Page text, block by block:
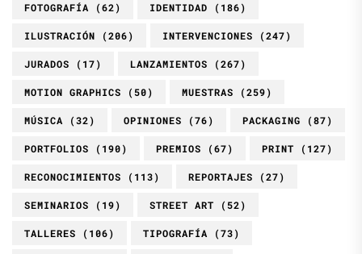
FOTOGRAFÍA (62) IDENTIDAD (186)
ILUSTRACIÓN (206) INTERVENCIONES (247)
JURADOS (17) LANZAMIENTOS (267)
MOTION GRAPHICS (50) MUESTRAS (259)
MÚSICA (32) OPINIONES (76) PACKAGING (87)
PORTFOLIOS (190) PREMIOS (67) PRINT (127)
RECONOCIMIENTOS (113) REPORTAJES (27)
SEMINARIOS (19) STREET ART (52)
TALLERES (106) TIPOGRAFÍA (73)